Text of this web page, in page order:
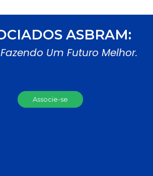
ASBRAM:
Um Futuro Melhor.
Associe-se